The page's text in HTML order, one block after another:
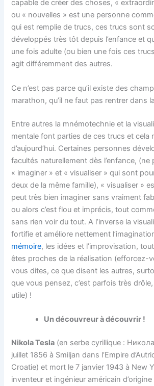
capable de créer des choses, «
ou « nouvelles » est une personne
qui est remplie de trucs, ces trucs sont
développés très tôt depuis l’enfance et
une fois adulte (ou bien une fois ces
agit différemment des autres.
Ce n’est pas parce qu’il existe des
marathon, qu’il ne faut pas rentrer dans
Entre autres la mnémotechnie et la
mentale font parties de ces trucs et cela
d’aujourd’hui. Certaines personnes
facultés naturellement dès l’enfance,
« imaginer » et « visualiser » qui sont
deux de la même famille), « visualiser »
peut très bien imaginer sans vraiment
ou alors c’est flou et imprécis, tout
sans rien voir du tout. A l’inverse la
fortifie et améliore nettement
mémoire, les idées et l’improvisation,
êtes proches de la réalisation (efforcez-
vous dites, ce que disent les autres,
que vous pensez, c’est parfois très
utile) !
Un découvreur à découvrir !
Nikola Tesla (en serbe cyrillique :
juillet 1856 à Smiljan dans l’Empire
Croatie) et mort le 7 janvier 1943 à New
inventeur et ingénieur américain d’origine